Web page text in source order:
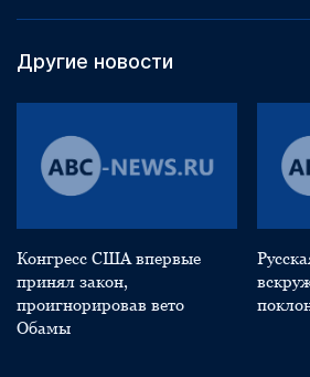
Другие новости
Конгресс США впервые
принял закон,
проигнорировав вето
Обамы